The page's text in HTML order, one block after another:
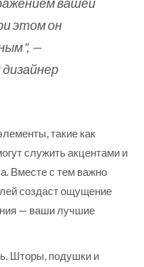
вашей
этом он
—
такие как
служить акцентами и
Вместе с тем важно
создаст ощущение
— ваши лучшие
Шторы, подушки и